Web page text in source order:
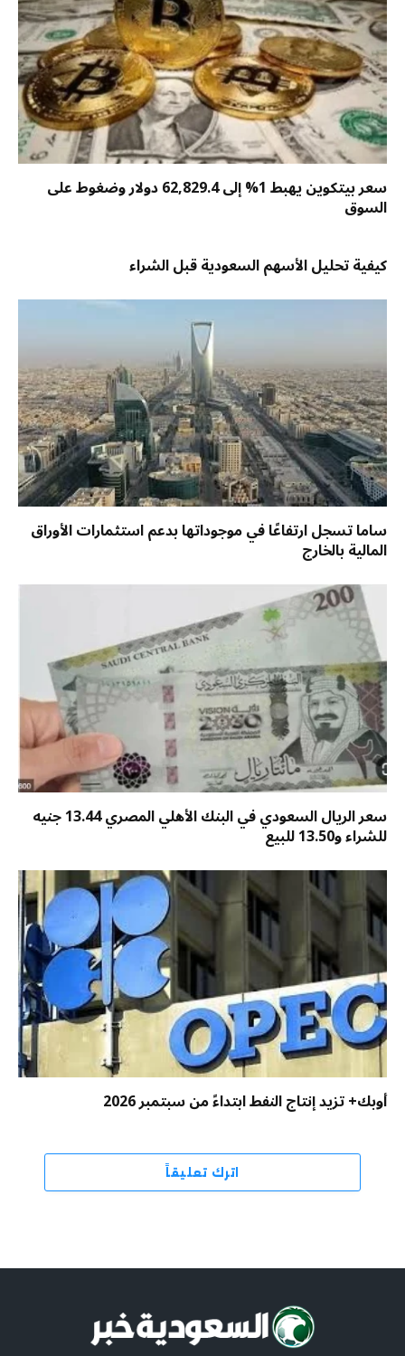
سعر بيتكوين يهبط 1% إلى 62,829.4 دولار وضغوط على
السوق
كيفية تحليل الأسهم السعودية قبل الشراء
ساما تسجل ارتفاعًا في موجوداتها بدعم استثمارات الأوراق
المالية بالخارج
سعر الريال السعودي في البنك الأهلي المصري 13.44 جنيه
للشراء و13.50 للبيع
أوبك+ تزيد إنتاج النفط ابتداءً من سبتمبر 2026
اترك تعليقاً